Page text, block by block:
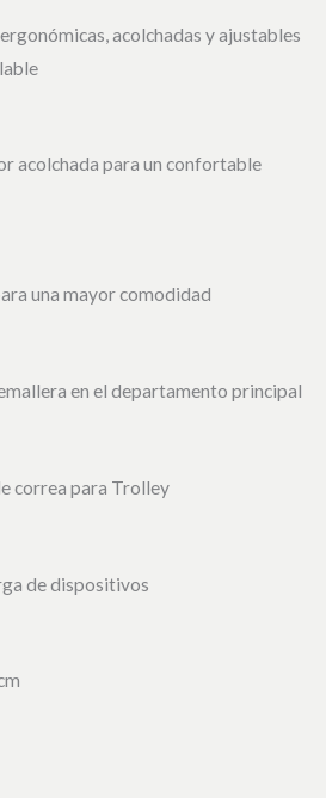
acolchadas y ajustables
acolchada para un confortable
una mayor comodidad
en el departamento principal
correa para Trolley
de dispositivos